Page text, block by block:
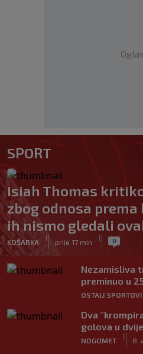
Oglas
SPORT
Isiah Thomas
zbog odnosa
ih nismo gledali
KOŠARKA
|
prije 17 min
| 0
Nezamisliva
preminuo u
OSTALI SPORTOVI
Dva
golova u
NOGOMET
|
8.